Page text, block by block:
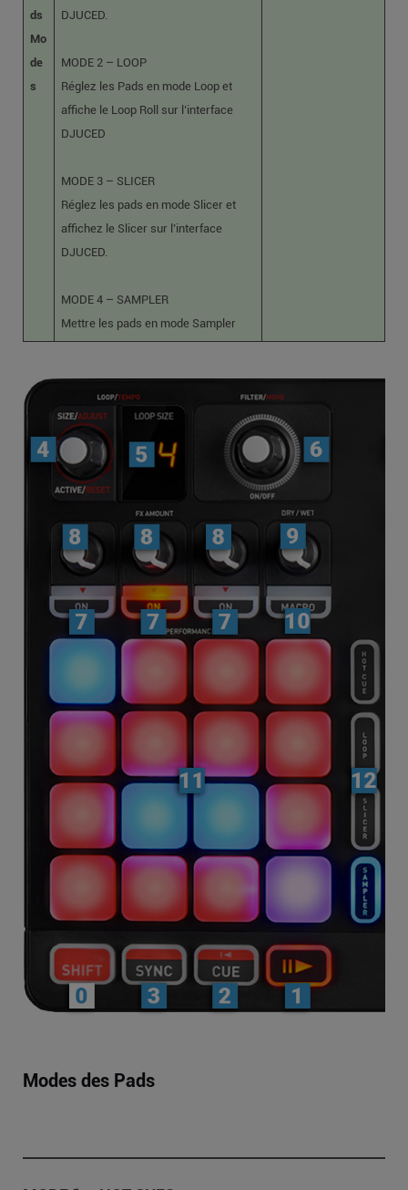
ds
Mo
de
s
DJUCED.
MODE 2 – LOOP
Réglez les Pads en mode Loop et
affiche le Loop Roll sur l’interface
DJUCED
MODE 3 – SLICER
Réglez les pads en mode Slicer et
affichez le Slicer sur l’interface
DJUCED.
MODE 4 – SAMPLER
Mettre les pads en mode Sampler
Modes des Pads